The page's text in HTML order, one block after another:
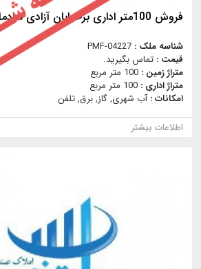
فروش 100متر اداری برخیابان آزادی شادمان
شناسه ملک : PMF-04227
قیمت : تماس بگیرید.
متراژ زمین : 100 متر مربع
متراژ اداری : 100 متر مربع
امکانات :آب شهری, گاز, برق, تلفن
اطلاعات بیشتر